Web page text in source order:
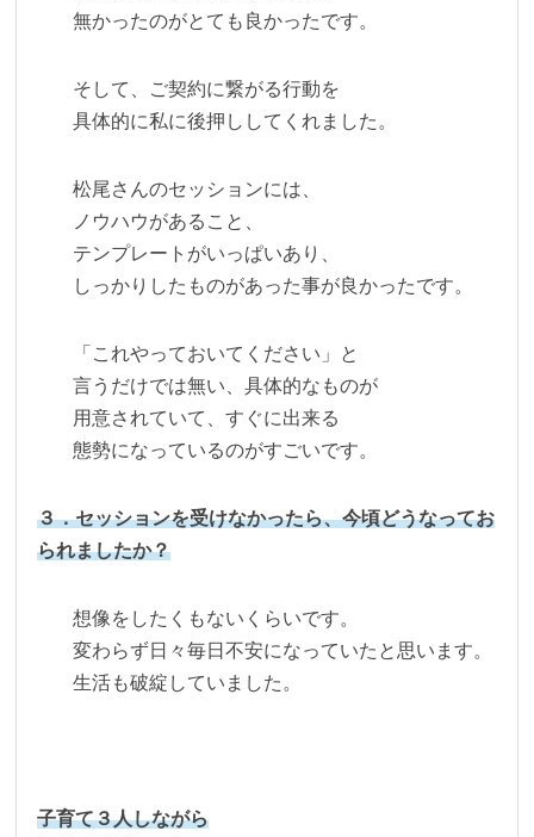
無かったのがとても良かったです。
そして、ご契約に繋がる行動を
具体的に私に後押ししてくれました。
松尾さんのセッションには、
ノウハウがあること、
テンプレートがいっぱいあり、
しっかりしたものがあった事が良かったです。
「これやっておいてください」と
言うだけでは無い、具体的なものが
用意されていて、すぐに出来る
態勢になっているのがすごいです。
３．セッションを受けなかったら、今頃どうなってお
られましたか？
想像をしたくもないくらいです。
変わらず日々毎日不安になっていたと思います。
生活も破綻していました。
子育て３人しながら